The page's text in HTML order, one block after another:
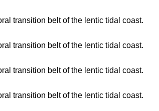
transition belt of the lentic tidal coast.
transition belt of the lentic tidal coast.
transition belt of the lentic tidal coast.
transition belt of the lentic tidal coast.